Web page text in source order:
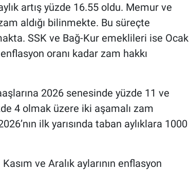
artış yüzde 16.55 oldu. Memur ve
aldığı bilinmekte. Bu süreçte
SSK ve Bağ-Kur emeklileri ise Ocak
oranı kadar zam hakkı
2026 senesinde yüzde 11 ve
4 olmak üzere iki aşamalı zam
ilk yarısında taban aylıklara 1000
ve Aralık aylarının enflasyon